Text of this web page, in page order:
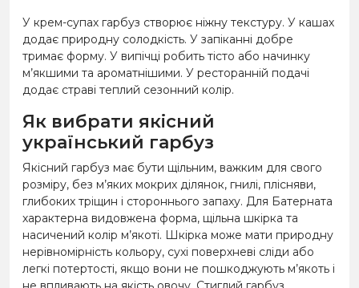
У крем-супах гарбуз створює ніжну текстуру. У кашах
додає природну солодкість. У запіканні добре
тримає форму. У випічці робить тісто або начинку
м’якшими та ароматнішими. У ресторанній подачі
додає страві теплий сезонний колір.
Як вибрати якісний
український гарбуз
Якісний гарбуз має бути щільним, важким для свого
розміру, без м’яких мокрих ділянок, гнилі, плісняви,
глибоких тріщин і стороннього запаху. Для Батерната
характерна видовжена форма, щільна шкірка та
насичений колір м’якоті. Шкірка може мати природну
нерівномірність кольору, сухі поверхневі сліди або
легкі потертості, якщо вони не пошкоджують м’якоть і